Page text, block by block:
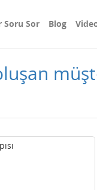
Soru Sor Blog